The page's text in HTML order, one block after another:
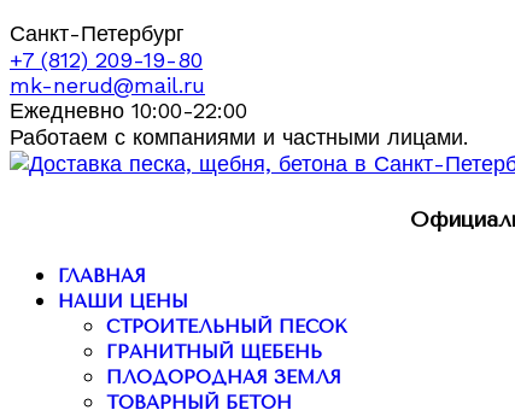
Санкт-Петербург
+7 (812) 209-19-80
mk-nerud@mail.ru
Ежедневно 10:00-22:00
Работаем с компаниями и частными лицами.
ГЛАВНАЯ
НАШИ ЦЕНЫ
СТРОИТЕЛЬНЫЙ ПЕСОК
ГРАНИТНЫЙ ЩЕБЕНЬ
ПЛОДОРОДНАЯ ЗЕМЛЯ
ТОВАРНЫЙ БЕТОН